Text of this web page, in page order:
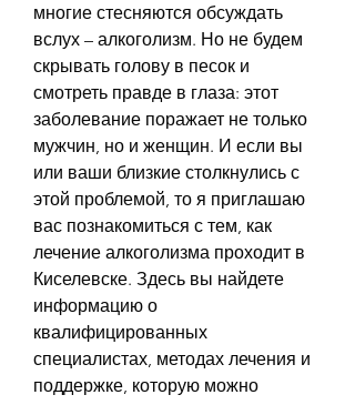
многие стесняются обсуждать
вслух – алкоголизм. Но не будем
скрывать голову в песок и
смотреть правде в глаза: этот
заболевание поражает не только
мужчин, но и женщин. И если вы
или ваши близкие столкнулись с
этой проблемой, то я приглашаю
вас познакомиться с тем, как
лечение алкоголизма проходит в
Киселевске. Здесь вы найдете
информацию о
квалифицированных
специалистах, методах лечения и
поддержке, которую можно